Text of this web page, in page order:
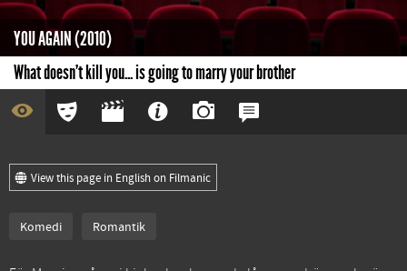
YOU AGAIN (2010)
What doesn't kill you... is going to marry your brother
View this page in English on Filmanic
Komedi Romantik